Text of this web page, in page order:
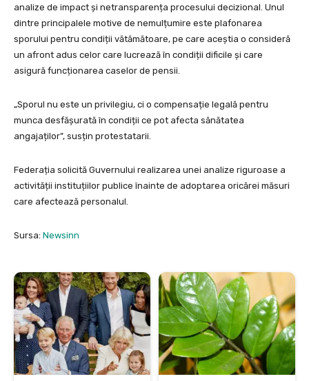
analize de impact și netransparența procesului decizional. Unul
dintre principalele motive de nemulțumire este plafonarea
sporului pentru condiții vătămătoare, pe care aceștia o consideră
un afront adus celor care lucrează în condiții dificile și care
asigură funcționarea caselor de pensii.
„Sporul nu este un privilegiu, ci o compensație legală pentru
munca desfășurată în condiții ce pot afecta sănătatea
angajaților”, susțin protestatarii.
Federația solicită Guvernului realizarea unei analize riguroase a
activității instituțiilor publice înainte de adoptarea oricărei măsuri
care afectează personalul.
Sursa: Newsinn